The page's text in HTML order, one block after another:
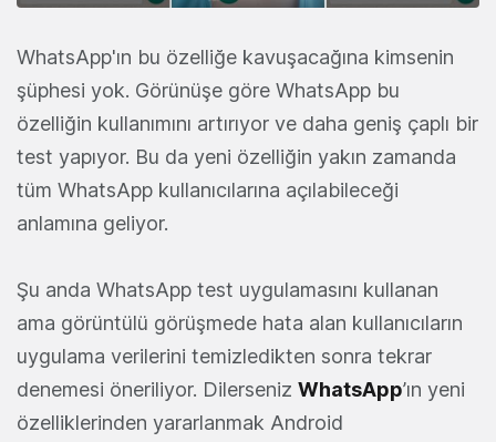
WhatsApp'ın bu özelliğe kavuşacağına kimsenin
şüphesi yok. Görünüşe göre WhatsApp bu
özelliğin kullanımını artırıyor ve daha geniş çaplı bir
test yapıyor. Bu da yeni özelliğin yakın zamanda
tüm WhatsApp kullanıcılarına açılabileceği
anlamına geliyor.
Şu anda WhatsApp test uygulamasını kullanan
ama görüntülü görüşmede hata alan kullanıcıların
uygulama verilerini temizledikten sonra tekrar
denemesi öneriliyor. Dilerseniz WhatsApp’ın yeni
özelliklerinden yararlanmak Android